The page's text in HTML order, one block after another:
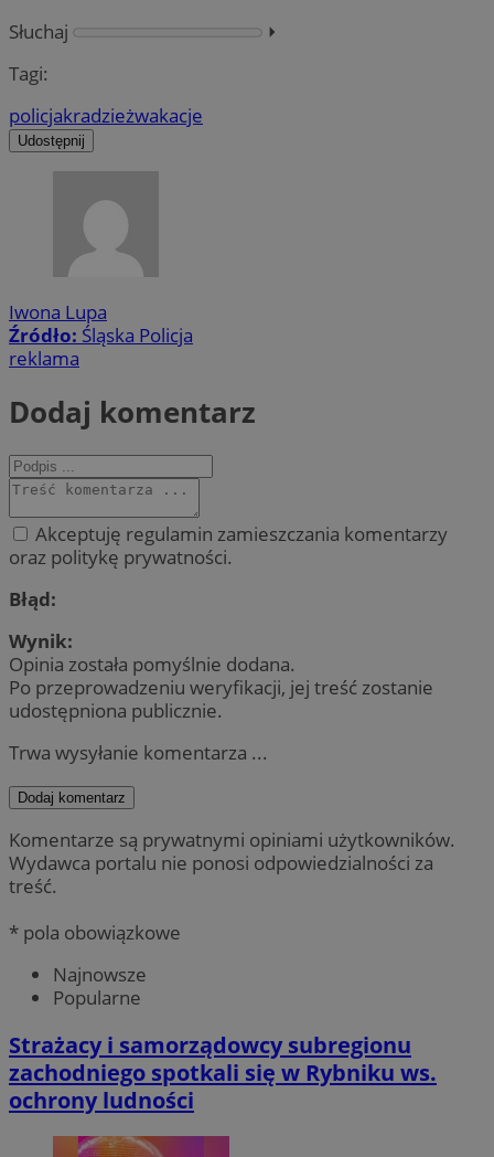
Słuchaj
⏵︎
Tagi:
policjakradzieżwakacje
Udostępnij
Iwona Lupa
Źródło: Śląska Policja
reklama
Dodaj komentarz
Akceptuję regulamin zamieszczania komentarzy
oraz politykę prywatności.
Błąd:
Wynik:
Opinia została pomyślnie dodana.
Po przeprowadzeniu weryfikacji, jej treść zostanie
udostępniona publicznie.
Trwa wysyłanie komentarza ...
Dodaj komentarz
Komentarze są prywatnymi opiniami użytkowników.
Wydawca portalu nie ponosi odpowiedzialności za
treść.
* pola obowiązkowe
Najnowsze
Popularne
Strażacy i samorządowcy subregionu
zachodniego spotkali się w Rybniku ws.
ochrony ludności